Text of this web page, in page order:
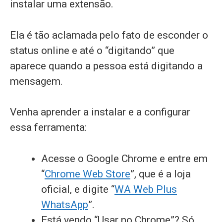
instalar uma extensão.
Ela é tão aclamada pelo fato de esconder o
status online e até o “digitando” que
aparece quando a pessoa está digitando a
mensagem.
Venha aprender a instalar e a configurar
essa ferramenta:
Acesse o Google Chrome e entre em
“Chrome Web Store”, que é a loja
oficial, e digite “WA Web Plus
WhatsApp”.